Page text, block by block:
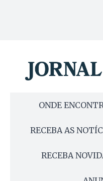
ONDE
RECEBA AS
RECEBA